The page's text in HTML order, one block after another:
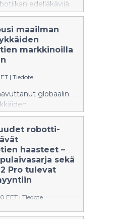
edelläkävijä
uuden
Suomen
Z1, RockMow
tilattavissa
maailman
markkinoilla
| Tiedote
globaalin
markkinoilla vuonna
tuore Worldwide
Robotics
Merkittävä
Roborockin
edelläkävijyyttä
alalla, joka
robotti-
haasteet –
sekä
Pro tulevat
EET | Tiedote
robotiikan